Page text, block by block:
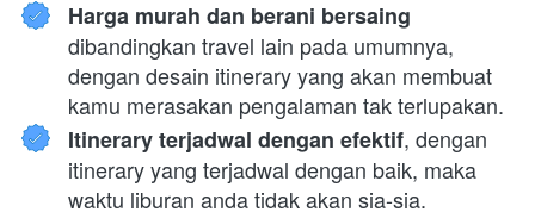
dibandingkan travel lain pada umumnya,
dengan desain itinerary yang akan membuat
kamu merasakan pengalaman tak terlupakan.
Itinerary terjadwal dengan efektif, dengan
itinerary yang terjadwal dengan baik, maka
waktu liburan anda tidak akan sia-sia.